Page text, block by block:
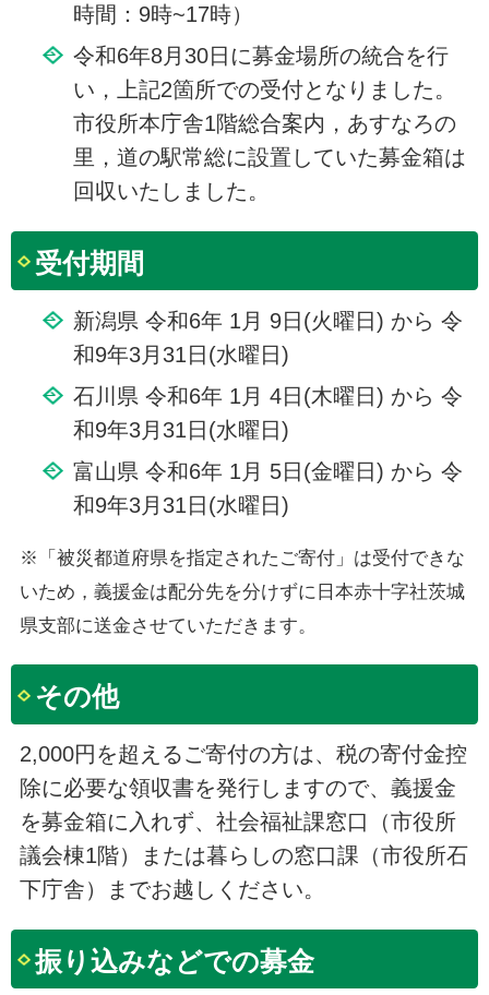
時間：9時~17時）
令和6年8月30日に募金場所の統合を行
い，上記2箇所での受付となりました。
市役所本庁舎1階総合案内，あすなろの
里，道の駅常総に設置していた募金箱は
回収いたしました。
受付期間
新潟県 令和6年 1月 9日(火曜日) から 令
和9年3月31日(水曜日)
石川県 令和6年 1月 4日(木曜日) から 令
和9年3月31日(水曜日)
富山県 令和6年 1月 5日(金曜日) から 令
和9年3月31日(水曜日)
※「被災都道府県を指定されたご寄付」は受付できな
いため，義援金は配分先を分けずに日本赤十字社茨城
県支部に送金させていただきます。
その他
2,000円を超えるご寄付の方は、税の寄付金控
除に必要な領収書を発行しますので、義援金
を募金箱に入れず、社会福祉課窓口（市役所
議会棟1階）または暮らしの窓口課（市役所石
下庁舎）までお越しください。
振り込みなどでの募金